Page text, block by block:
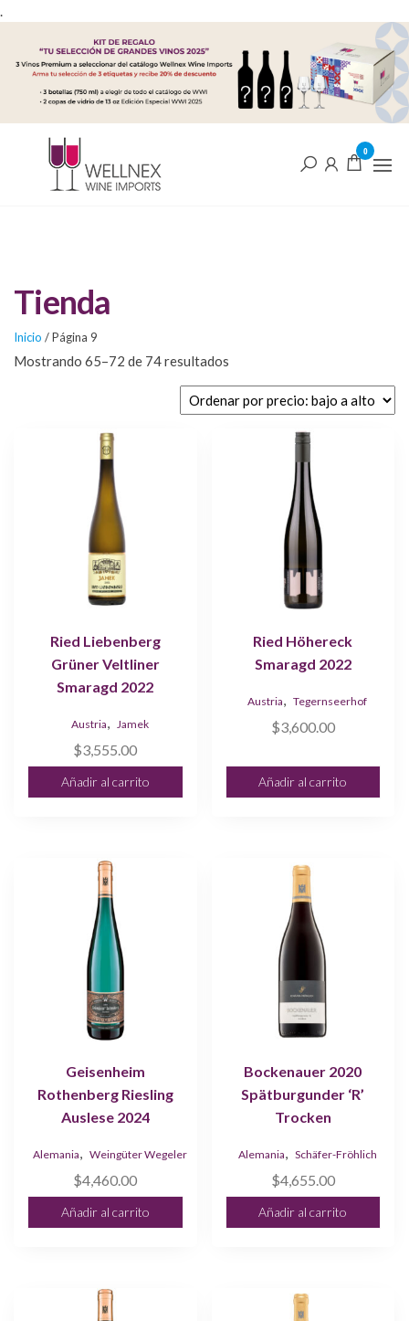
.
contenido
ocasión sea
especial con
nuestros
0
Tienda
Inicio / Página 9
Mostrando 65–72 de 74 resultados
by
price:
Ried Liebenberg
Grüner Veltliner
Smaragd 2022
Austria, Jamek
$3,555.00
Añadir al carrito
Ried Höhereck
Smaragd 2022
Austria, Tegernseerhof
$3,600.00
Añadir al carrito
Geisenheim
Rothenberg Riesling
Auslese 2024
Alemania, Weingüter Wegeler
$4,460.00
Añadir al carrito
Bockenauer 2020
Spätburgunder ‘R’
Trocken
Alemania, Schäfer-Fröhlich
$4,655.00
Añadir al carrito